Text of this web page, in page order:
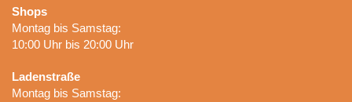
Shops
Montag bis Samstag:
10:00 Uhr bis 20:00 Uhr
Ladenstraße
Montag bis Samstag: